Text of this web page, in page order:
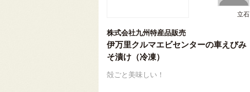
立石
株式会社九州特産品販売
伊万里クルマエビセンターの車えびみ
そ漬け（冷凍）
殻ごと美味しい！